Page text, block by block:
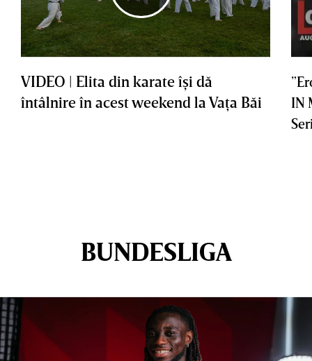
VIDEO | Elita din karate îşi dă
întâlnire în acest weekend la Vaţa Băi
IN
BUNDESLIGA